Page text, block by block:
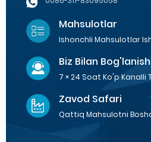
Mahsulotlar
Ishonchli Mahsulotlar
Biz Bilan Bog'lanish
7 × 24 Soat Ko'p Kanalli
Zavod Safari
Qattiq Mahsulotni